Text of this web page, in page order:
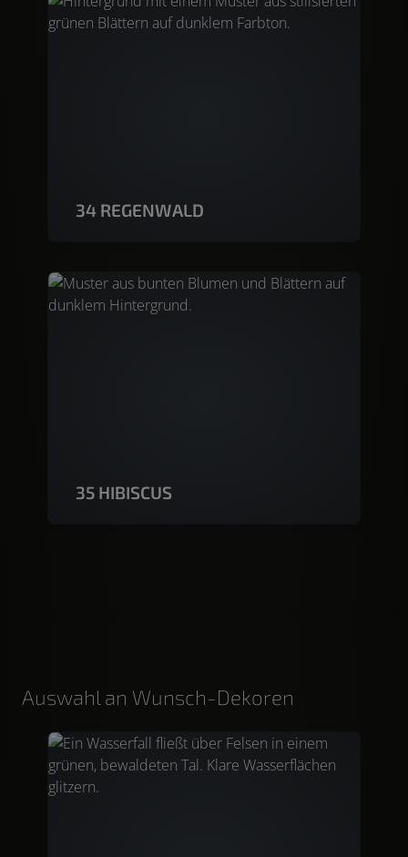
34 REGENWALD
35 HIBISCUS
Auswahl an Wunsch-Dekoren